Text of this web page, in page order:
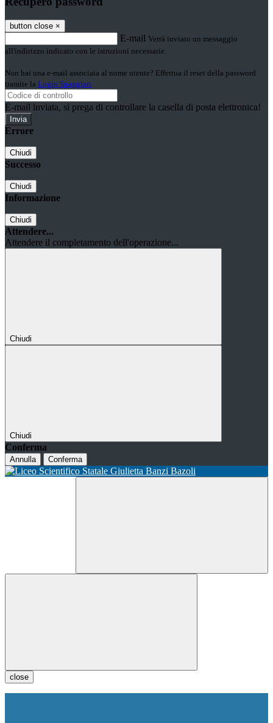
button close ×
E-mail Verrà inviato un messaggio
all'indirizzo indicato con le istruzioni necessarie.
Non hai una e-mail associata al nome utente? Effettua il reset della password
tramite la Login Spaggiari
E-mail inviata, si prega di controllare la casella di posta elettronica!
Errore
Chiudi
Successo
Chiudi
Informazione
Chiudi
Attendere...
Attendere il completamento dell'operazione...
Chiudi
Chiudi
Conferma
Annulla Conferma
close